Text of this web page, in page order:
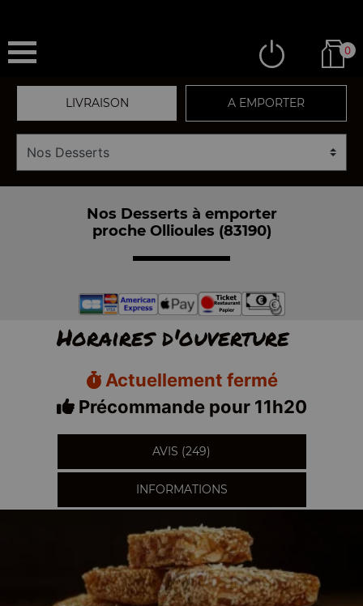
0
LIVRAISON A EMPORTER
Nos Desserts à emporter
proche Ollioules (83190)
Horaires d'ouverture
Actuellement fermé
Précommande pour 11h20
AVIS (249)
INFORMATIONS